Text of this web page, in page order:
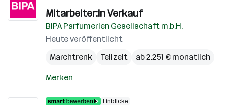
Mitarbeiter:in Verkauf
BIPA Parfumerien Gesellschaft m.b.H.
Heute veröffentlicht
Marchtrenk
Teilzeit ab 2.251 € monatlich
Merken
Einblicke